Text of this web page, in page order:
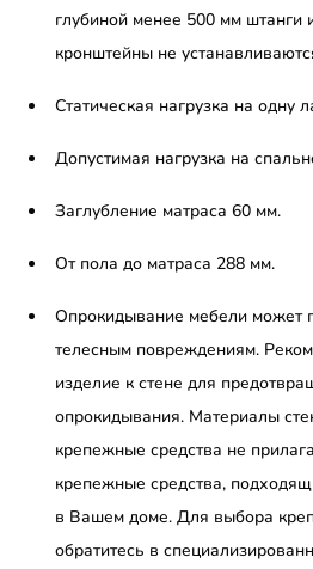
глубиной менее 500 мм
кронштейны не
Статическая нагрузка на одну
Допустимая нагрузка на
Заглубление матраса 60 мм.
От пола до матраса 288 мм.
Опрокидывание мебели может
телесным повреждениям.
изделие к стене для
опрокидывания. Материалы
крепежные средства не
крепежные средства,
в Вашем доме. Для выбора
обратитесь в